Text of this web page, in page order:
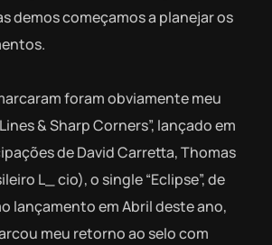
demos começamos a planejar os
foram obviamente meu
& Sharp Corners”, lançado em
de David Carretta, Thomas
L_ cio), o single “Eclipse”, de
lançamento em Abril deste ano,
meu retorno ao selo com